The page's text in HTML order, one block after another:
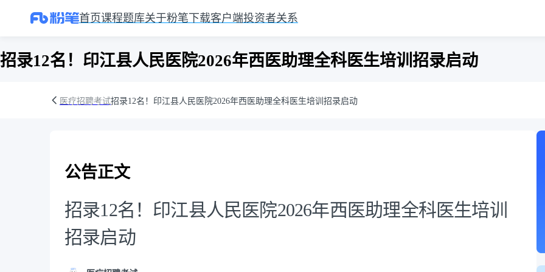
首页课程题库关于粉笔 下载客户端投资者关系
招录12名！印江县人民医院2026年西医助理全科医生培训招录启动
医疗招聘考试招录12名！印江县人民医院2026年西医助理全科医生培训招录启动
公告正文
招录12名！印江县人民医院2026年西医助理全科医生培训
招录启动